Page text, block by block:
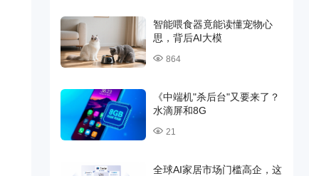
智能喂食器竟能读懂宠物心
思，背后AI大模
864
《中端机"杀后台"又要来了？
水滴屏和8G
21
全球AI家居市场门槛高企，这